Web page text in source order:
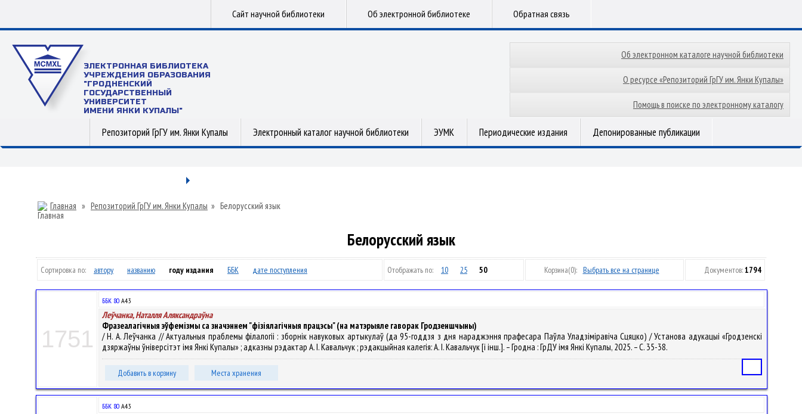
Сайт научной библиотеки Об электронной библиотеке Обратная связь
ЭЛЕКТРОННАЯ БИБЛИОТЕКА
УЧРЕЖДЕНИЯ ОБРАЗОВАНИЯ
"ГРОДНЕНСКИЙ
ГОСУДАРСТВЕННЫЙ
УНИВЕРСИТЕТ
ИМЕНИ ЯНКИ КУПАЛЫ"
Об электронном каталоге научной библиотеки
О ресурсе «Репозиторий ГрГУ им. Янки Купалы»
Помощь в поиске по электронному каталогу
Репозиторий ГрГУ им. Янки Купалы Электронный каталог научной библиотеки ЭУМК Периодические издания Депонированные публикации
Главная » Репозиторий ГрГУ им. Янки Купалы » Белорусский язык
Белорусский язык
Сортировка по: автору названию году издания ББК дате поступления Отображать по: 10 25 50 Корзина(0): Выбрать все на странице Документов:1794
1751
ББК 80 А43
Леўчанка, Наталля Аляксандраўна
Фразеалагічныя эўфемізмы са значэннем "фізіялагічныя працэсы" (на матэрыяле гаворак Гродзеншчыны)
/ Н. А. Леўчанка // Актуальныя праблемы філалогіі : зборнік навуковых артыкулаў (да 95-годдзя з дня нараджэння прафесара Паўла Уладзіміравіча Сцяцко) / Установа адукацыі «Гродзенскі
дзяржаўны ўніверсітэт імя Янкі Купалы» ; адказны рэдактар А. І. Кавальчук ; рэдакцыйная калегія: А. І. Кавальчук [і інш.]. – Гродна : ГрДУ імя Янкі Купалы, 2025. – С. 35-38.
Добавить в корзину Места хранения
ББК 80 А43